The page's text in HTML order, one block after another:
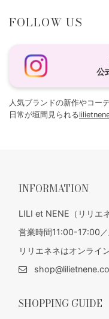
FOLLOW US
公
人気ブランドの新作やコー
日常が垣間見られる
INFORMATION
LILI et NENE（リリエネ
営業時間11:00-17:00
リリエネネはオンライ
SHOPPING GUIDE